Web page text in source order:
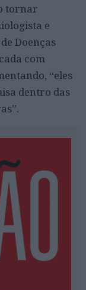
tornar
e
Doenças
com
“eles
dentro das